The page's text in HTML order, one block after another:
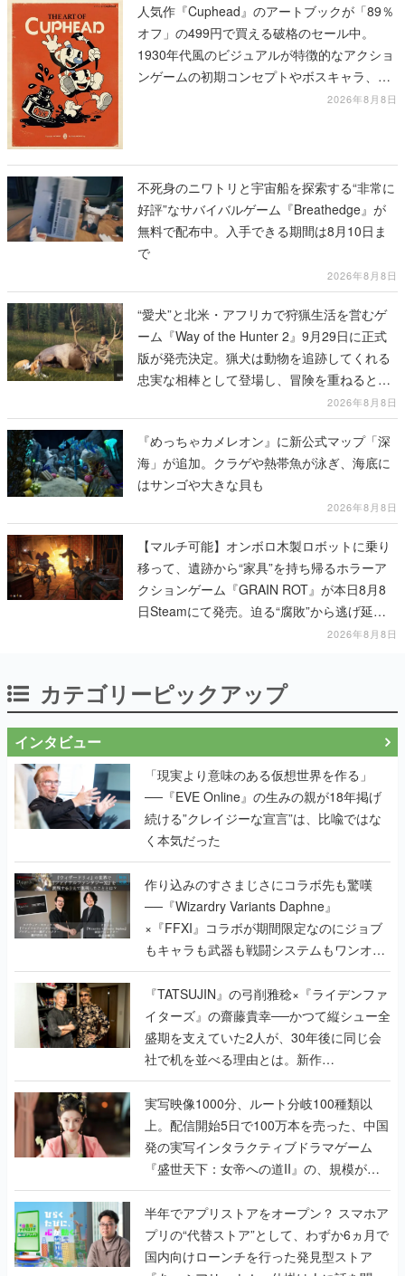
人気作『Cuphead』のアートブックが「89％
オフ」の499円で買える破格のセール中。
1930年代風のビジュアルが特徴的なアクショ
ンゲームの初期コンセプトやボスキャラ、ス
2026年8月8日
不死身のニワトリと宇宙船を探索する“非常に
好評”なサバイバルゲーム『Breathedge』が
無料で配布中。入手できる期間は8月10日ま
で
2026年8月8日
“愛犬”と北米・アフリカで狩猟生活を営むゲ
ーム『Way of the Hunter 2』9月29日に正式
版が発売決定。猟犬は動物を追跡してくれる
忠実な相棒として登場し、冒険を重ねると成
2026年8月8日
『めっちゃカメレオン』に新公式マップ「深
海」が追加。クラゲや熱帯魚が泳ぎ、海底に
はサンゴや大きな貝も
2026年8月8日
【マルチ可能】オンボロ木製ロボットに乗り
移って、遺跡から“家具”を持ち帰るホラーア
クションゲーム『GRAIN ROT』が本日8月8
日Steamにて発売。迫る“腐敗”から逃げ延
2026年8月8日
カテゴリーピックアップ
インタビュー
「現実より意味のある仮想世界を作る」
──『EVE Online』の生みの親が18年掲げ
続ける”クレイジーな宣言”は、比喩ではな
く本気だった
作り込みのすさまじさにコラボ先も驚嘆
──『Wizardry Variants Daphne』
×『FFXI』コラボが期間限定なのにジョブ
もキャラも武器も戦闘システムもワンオフ
で作り込まれた理由を両ディレクターに聞
く
『TATSUJIN』の弓削雅稔×『ライデンファ
イターズ』の齋藤貴幸──かつて縦シュー全
盛期を支えていた2人が、30年後に同じ会
社で机を並べる理由とは。新作
『TATSUJIN EXTREME』で初タッグを組
んだレジェンド2人に訊く開発秘話
実写映像1000分、ルート分岐100種類以
上。配信開始5日で100万本を売った、中国
発の実写インタラクティブドラマゲーム
『盛世天下：女帝への道II』の、規模が違
うこだわりをプロデューサーに聞いた
半年でアプリストアをオープン？ スマホア
プリの“代替ストア”として、わずか6ヵ月で
国内向けローンチを行った発見型ストア